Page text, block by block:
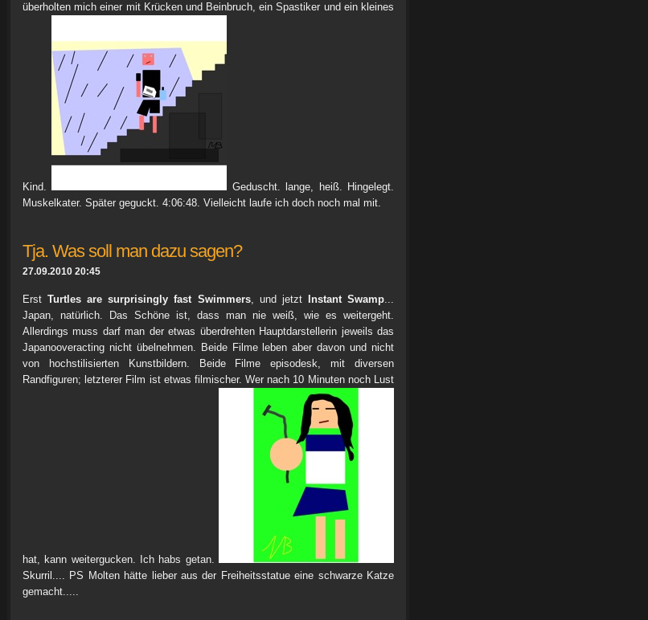
überholten mich einer mit Krücken und Beinbruch, ein Spastiker und ein kleines
Kind.
Geduscht. lange, heiß. Hingelegt.
Muskelkater. Später geguckt. 4:06:48. Vielleicht laufe ich doch noch mal mit.
Tja. Was soll man dazu sagen?
27.09.2010 20:45
ErstTurtles are surprisingly fast Swimmers, und jetzt Instant Swamp...
Japan, natürlich. Das Schöne ist, dass man nie weiß, wie es weitergeht.
Allerdings muss darf man der etwas überdrehten Hauptdarstellerin jeweils das
Japanooveracting nicht übelnehmen. Beide Filme leben aber davon und nicht
von hochstilisierten Kunstbildern. Beide Filme episodesk, mit diversen
Randfiguren; letzterer Film ist etwas filmischer. Wer nach 10 Minuten noch Lust
hat, kann weitergucken. Ich habs getan.
Skurril.... PS Molten hätte lieber aus der Freiheitsstatue eine schwarze Katze
gemacht.....